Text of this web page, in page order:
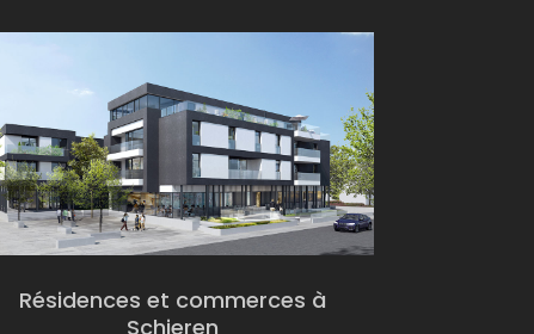
Résidences et commerces à
Schieren